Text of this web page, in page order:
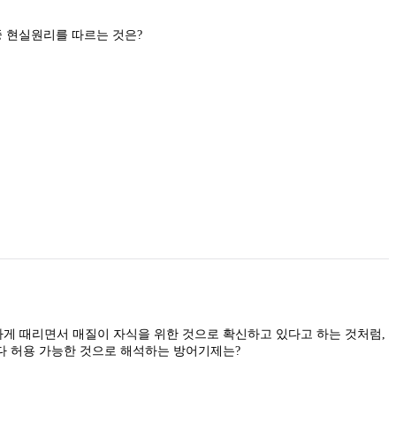
때리면서 매질이 자식을 위한 것으로 확신하고 있다고 하는 것처럼,